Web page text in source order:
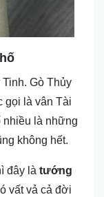
Gò Thủy
gọi là vân Tài
là những
không hết.
đây là tướng
vất vả cả đời